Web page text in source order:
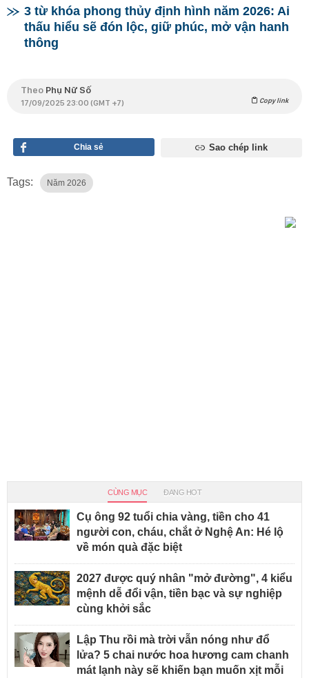
3 từ khóa phong thủy định hình năm 2026: Ai
thấu hiểu sẽ đón lộc, giữ phúc, mở vận hanh
thông
Theo Phụ Nữ Số
17/09/2025 23:00 (GMT +7) Copy link
Chia sẻ Sao chép link
Tags: Năm 2026
CÙNG MỤC ĐANG HOT
Cụ ông 92 tuổi chia vàng, tiền cho 41
người con, cháu, chắt ở Nghệ An: Hé lộ
về món quà đặc biệt
2027 được quý nhân "mở đường", 4 kiểu
mệnh dễ đổi vận, tiền bạc và sự nghiệp
cùng khởi sắc
Lập Thu rồi mà trời vẫn nóng như đổ
lửa? 5 chai nước hoa hương cam chanh
mát lạnh này sẽ khiến bạn muốn xịt mỗi